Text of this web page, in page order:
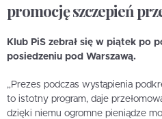
promocję szczepień
Klub PiS zebrał się w piątek po
posiedzeniu pod Warszawą.
„Prezes podczas wystąpienia
to istotny program, daje
dzięki niemu ogromne pieniądze